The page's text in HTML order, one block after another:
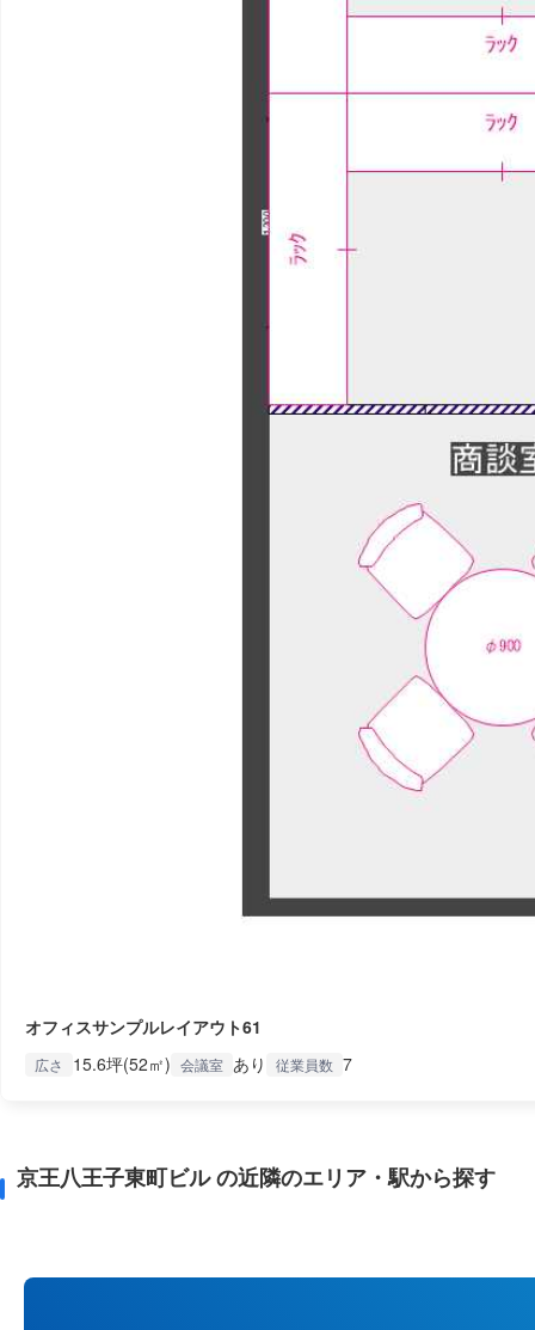
オフィスサンプルレイアウト61
広さ 15.6坪(52㎡) 会議室 あり 従業員数 7
京王八王子東町ビル の近隣のエリア・駅から探す